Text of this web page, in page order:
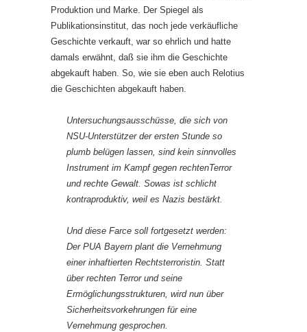
Produktion und Marke. Der Spiegel als
Publikationsinstitut, das noch jede verkäufliche
Geschichte verkauft, war so ehrlich und hatte
damals erwähnt, daß sie ihm die Geschichte
abgekauft haben. So, wie sie eben auch Relotius
die Geschichten abgekauft haben.
Untersuchungsausschüsse, die sich von
NSU-Unterstützer der ersten Stunde so
plumb belügen lassen, sind kein sinnvolles
Instrument im Kampf gegen rechtenTerror
und rechte Gewalt. Sowas ist schlicht
kontraproduktiv, weil es Nazis bestärkt.
Und diese Farce soll fortgesetzt werden:
Der PUA Bayern plant die Vernehmung
einer inhaftierten Rechtsterroristin. Statt
über rechten Terror und seine
Ermöglichungsstrukturen, wird nun über
Sicherheitsvorkehrungen für eine
Vernehmung gesprochen.